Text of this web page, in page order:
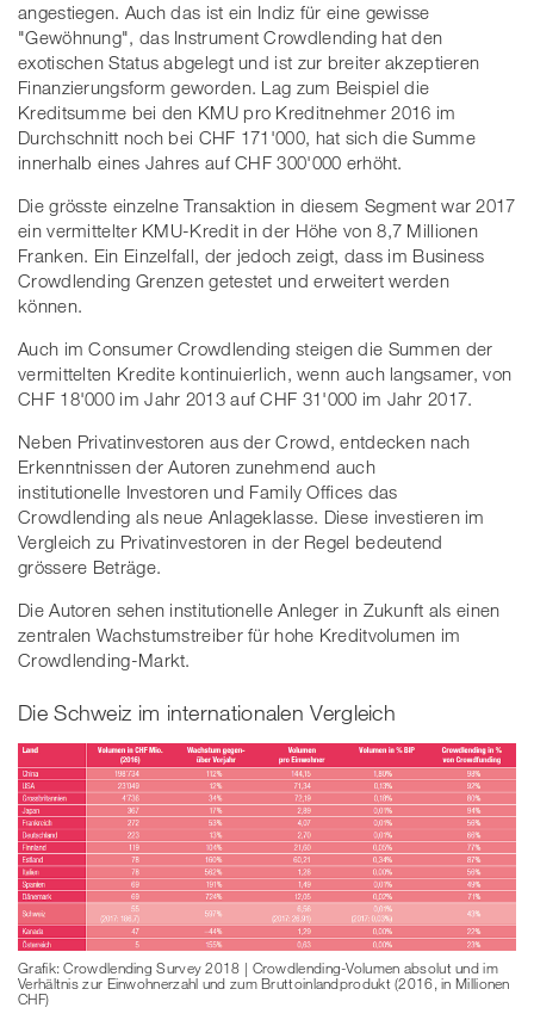
angestiegen. Auch das ist ein Indiz für eine gewisse
"Gewöhnung", das Instrument Crowdlending hat den
exotischen Status abgelegt und ist zur breiter akzeptieren
Finanzierungsform geworden. Lag zum Beispiel die
Kreditsumme bei den KMU pro Kreditnehmer 2016 im
Durchschnitt noch bei CHF 171'000, hat sich die Summe
innerhalb eines Jahres auf CHF 300'000 erhöht.
Die grösste einzelne Transaktion in diesem Segment war 2017
ein vermittelter KMU-Kredit in der Höhe von 8,7 Millionen
Franken. Ein Einzelfall, der jedoch zeigt, dass im Business
Crowdlending Grenzen getestet und erweitert werden
können.
Auch im Consumer Crowdlending steigen die Summen der
vermittelten Kredite kontinuierlich, wenn auch langsamer, von
CHF 18'000 im Jahr 2013 auf CHF 31'000 im Jahr 2017.
Neben Privatinvestoren aus der Crowd, entdecken nach
Erkenntnissen der Autoren zunehmend auch
institutionelle Investoren und Family Offices das
Crowdlending als neue Anlageklasse. Diese investieren im
Vergleich zu Privatinvestoren in der Regel bedeutend
grössere Beträge.
Die Autoren sehen institutionelle Anleger in Zukunft als einen
zentralen Wachstumstreiber für hohe Kreditvolumen im
Crowdlending-Markt.
Die Schweiz im internationalen Vergleich
Grafik: Crowdlending Survey 2018 | Crowdlending-Volumen absolut und im
Verhältnis zur Einwohnerzahl und zum Bruttoinlandprodukt (2016, in Millionen
CHF)